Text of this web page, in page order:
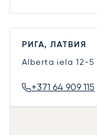
РИГА, ЛАТВИЯ
Alberta iela 12-5
+371 64 909 115